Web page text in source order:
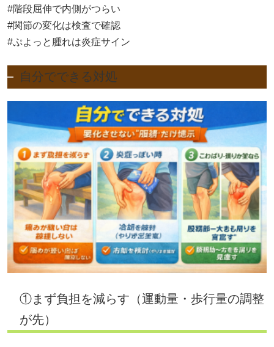
#階段屈伸で内側がつらい
#関節の変化は検査で確認
#ぷよっと腫れは炎症サイン
自分でできる対処
①まず負担を減らす（運動量・歩行量の調整
が先）